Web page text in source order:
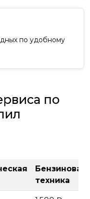
по удобному
по
Бензиновая
техника